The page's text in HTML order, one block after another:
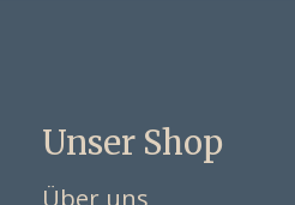
Unser Shop
Über uns